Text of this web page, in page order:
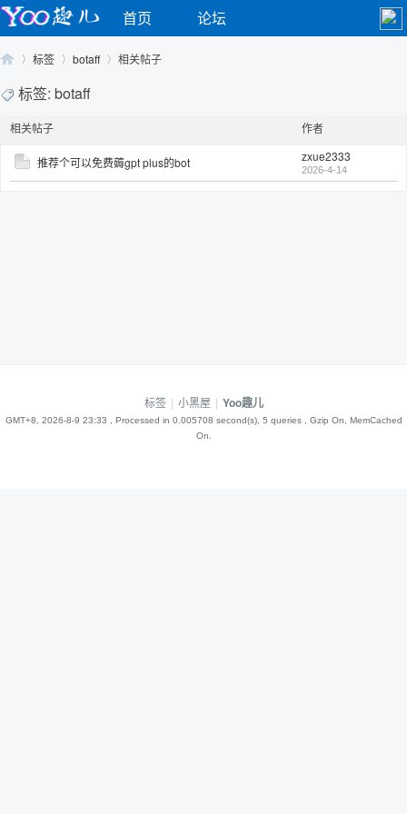
首页 论坛
Yo›
标签 botaff 相关帖子
标签: botaff
相关帖子 作者
推荐个可以免费薅gpt plus的bot zxue2333
2026-4-14
标签 | 小黑屋 | Yoo趣儿
GMT+8, 2026-8-9 23:33 , Processed in 0.005708 second(s), 5 queries , Gzip On, MemCached
On.